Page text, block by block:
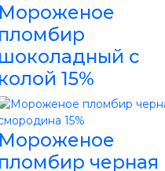
с
15%
черная